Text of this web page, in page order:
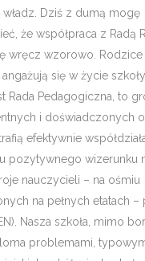
władz. Dziś z dumą mogę
że współpraca z Radą
wręcz wzorowo.
się w życie szkoły.
Rada Pedagogiczna, to
i doświadczonych
efektywnie
pozytywnego wizerunku
nauczycieli – na ośmiu
na pełnych etatach –
Nasza szkoła, mimo
problemami,